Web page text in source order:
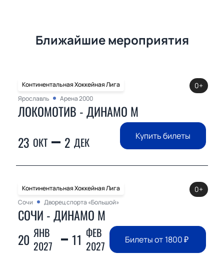
Ближайшие мероприятия
Континентальная Хоккейная Лига
Ярославль
Арена 2000
ЛОКОМОТИВ - ДИНАМО М
23 ОКТ 2 ДЕК
0+
Купить билеты
Континентальная Хоккейная Лига
Сочи
Дворец спорта «Большой»
СОЧИ - ДИНАМО М
20 ЯНВ
2027
11 ФЕВ
2027
0+
Билеты от 1800₽